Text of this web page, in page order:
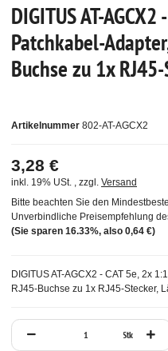
DIGITUS AT-
Patchkabel-
Buchse zu 1x
Artikelnummer 802-AT-AGCX2
DIGITUS AT-AGCX2 - CAT 5e, 2x
RJ45-Buchse zu 1x RJ45-Stecker,
3,28 €
inkl. 19% USt. , zzgl. Versand
Bitte beachten Sie den
Unverbindliche Preisempfehlung
(Sie sparen 16.33%, also 0,64 €)
Stk